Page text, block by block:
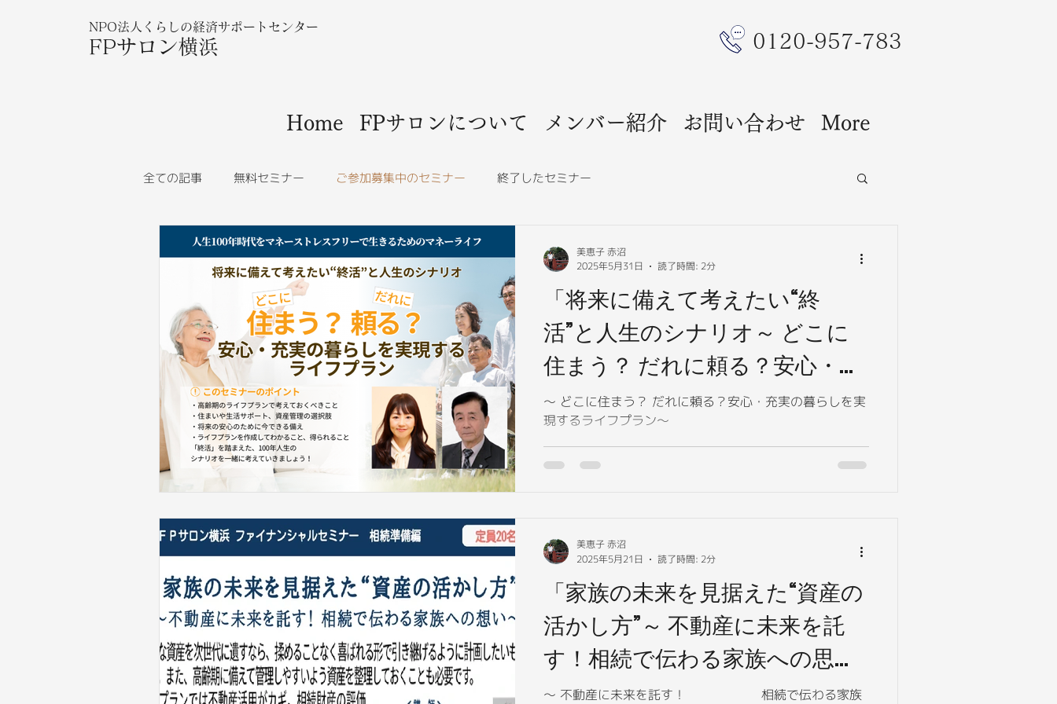
NPO法人くらしの経済サポートセンター
FPサロン横浜 ​0120-957-783
Home FPサロンについて メンバー紹介 お問い合わせ More
全ての記事 無料セミナー ご参加募集中のセミナー 終了したセミナー
「将来に備えて考えたい“終
活”と人生のシナリオ～ どこに
住まう？ だれに頼る？安心・充
実の暮らしを実現するライフプ
ラン～」
～ どこに住まう？ だれに頼る？安心・充実の暮らしを実
現するライフプラン～
美恵子 赤沼
2025年5月31日
読了時間: 2分
「家族の未来を見据えた“資産の
活かし方”～ 不動産に未来を託
す！相続で伝わる家族への思い
～」
～ 不動産に未来を託す！ 相続で伝わる家族
美恵子 赤沼
2025年5月21日
読了時間: 2分